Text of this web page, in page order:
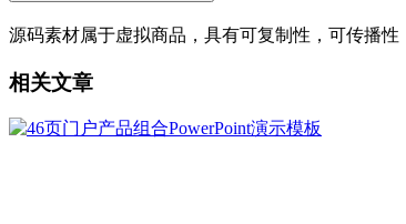
源码素材属于虚拟商品，具有可复制性，可传播
相关文章